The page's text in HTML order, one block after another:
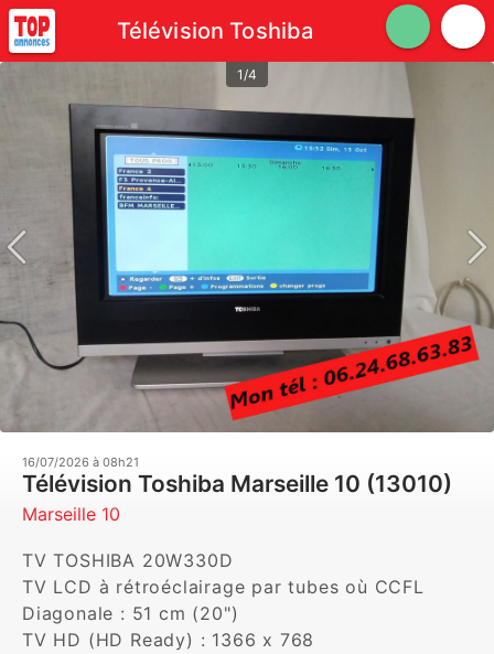
Télévision Toshiba
1/4
16/07/2026 à 08h21
Télévision Toshiba Marseille 10 (13010)
Marseille 10
TV TOSHIBA 20W330D
TV LCD à rétroéclairage par tubes où CCFL
Diagonale : 51 cm (20")
TV HD (HD Ready) : 1366 x 768